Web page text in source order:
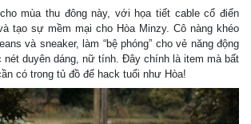
mùa thu đông này, với họa tiết cable cổ điển
tạo sự mềm mại cho Hòa Minzy. Cô nàng khéo
và sneaker, làm “bệ phóng” cho vẻ năng động
duyên dáng, nữ tính. Đây chính là item mà bất
có trong tủ đồ để hack tuổi như Hòa!